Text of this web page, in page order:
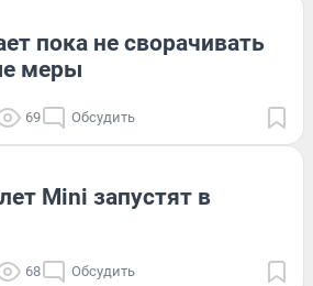
пока не сворачивать
меры
69 Обсудить
Mini запустят в
68 Обсудить